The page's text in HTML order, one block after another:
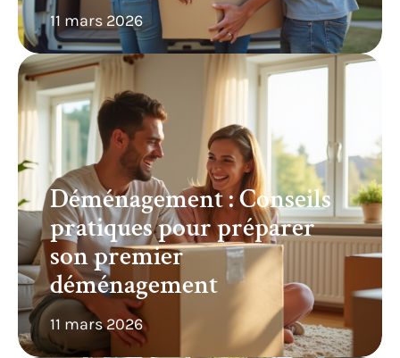
11 mars 2026
Déménagement : Conseils
pratiques pour préparer
son premier
déménagement
11 mars 2026